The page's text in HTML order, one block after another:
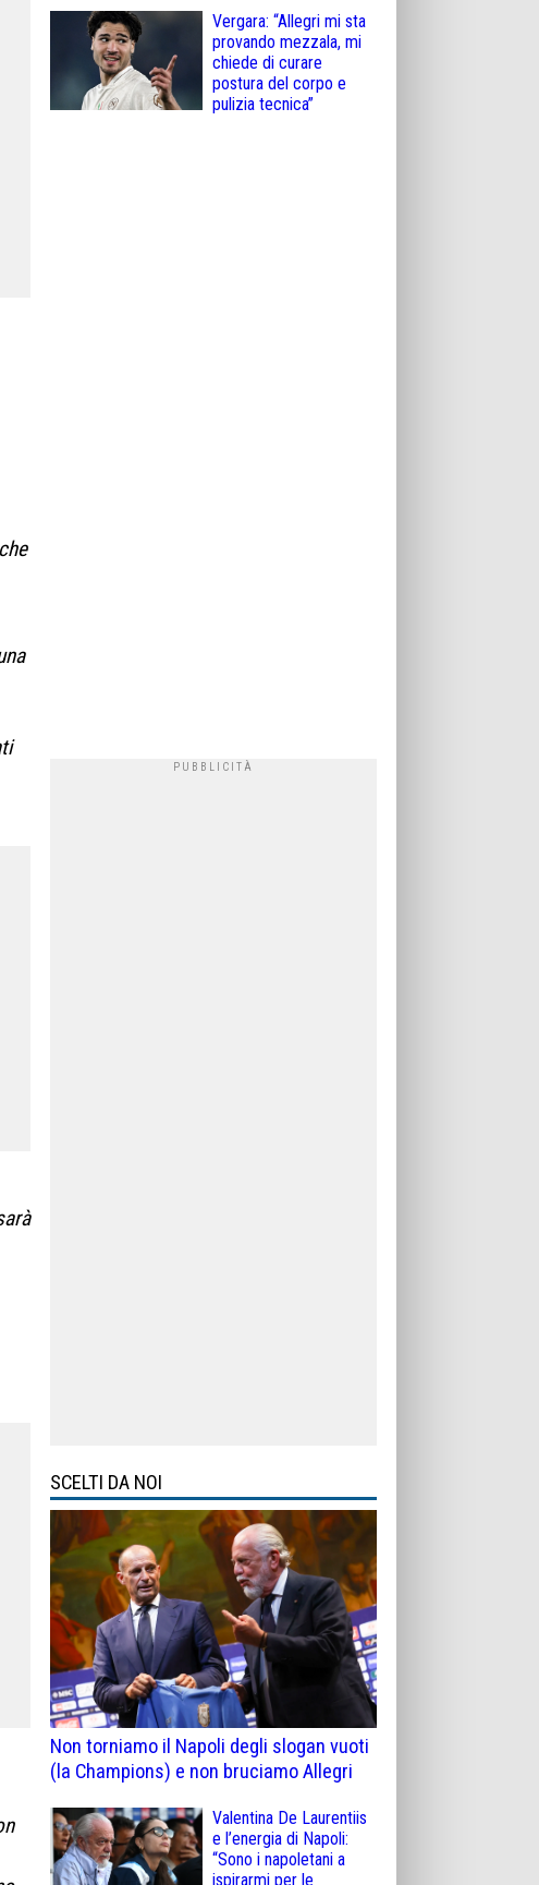
Vergara: “Allegri mi sta
provando mezzala, mi
chiede di curare
postura del corpo e
pulizia tecnica”
SCELTI DA NOI
Non torniamo il Napoli degli slogan vuoti
(la Champions) e non bruciamo Allegri
Valentina De Laurentiis
e l’energia di Napoli:
“Sono i napoletani a
ispirarmi per le